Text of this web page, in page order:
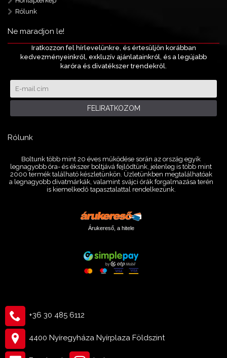
Rólunk
Ne maradjon le!
Iratkozzon fel hírlevelünkre, és értesüljön korábban
kedvezményeinkről, exkluzív ajánlatainkról, és a legújabb
karóra és divatékszer trendekről.
FELIRATKOZOM
Rólunk
Boltunk több mint 20 éves működése során az ország egyik
legnagyobb óra- és ékszer boltjává fejlődtünk, jelenleg is több mint
2000 termék található készletünkön. Üzletünkben megtalálhatóak
a legnagyobb divatmárkák, valamint svájci órák forgalmazása terén
is kiemelkedő tapasztalattal rendelkezünk.
Árukereső, a hitele
+36 30 485 6112
4400 Nyíregyháza Nyírplaza Földszint